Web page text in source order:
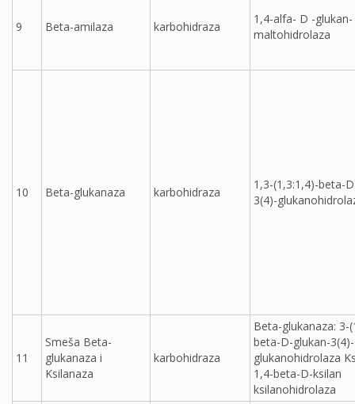
9 Beta-amilaza karbohidraza
1,4-alfa- D -glukan-
maltohidrolaza
10 Beta-glukanaza karbohidraza
1,3-(1,3:1,4)-beta-
3(4)-
11
Smeša Beta-
glukanaza i
Ksilanaza
karbohidraza
Beta-glukanaza: 3-
beta-D-glukan-3(4)-
glukanohidrolaza
1,4-beta-D-ksilan
ksilanohidrolaza